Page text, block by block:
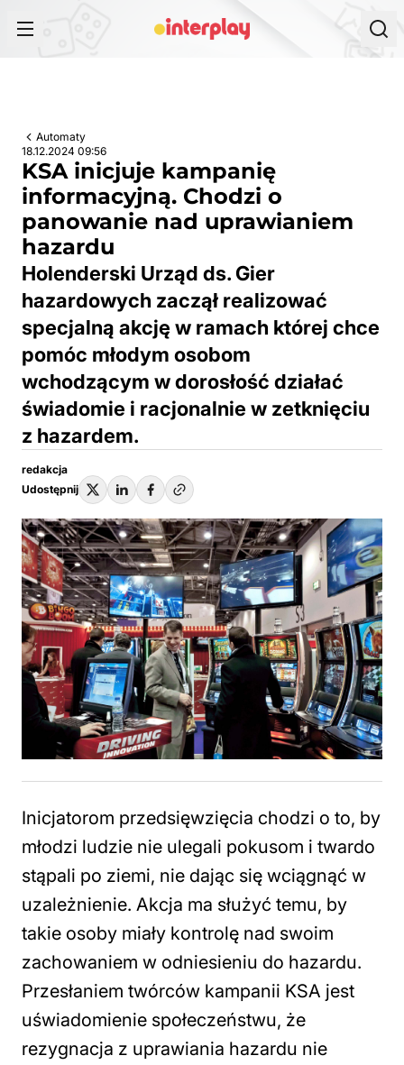
Automaty
18.12.2024 09:56
KSA inicjuje kampanię
informacyjną. Chodzi o
panowanie nad uprawianiem
hazardu
Holenderski Urząd ds. Gier
hazardowych zaczął realizować
specjalną akcję w ramach której chce
pomóc młodym osobom
wchodzącym w dorosłość działać
świadomie i racjonalnie w zetknięciu
z hazardem.
redakcja
Udostępnij
Inicjatorom przedsięwzięcia chodzi o to, by
młodzi ludzie nie ulegali pokusom i twardo
stąpali po ziemi, nie dając się wciągnąć w
uzależnienie. Akcja ma służyć temu, by
takie osoby miały kontrolę nad swoim
zachowaniem w odniesieniu do hazardu.
Przesłaniem twórców kampanii KSA jest
uświadomienie społeczeństwu, że
rezygnacja z uprawiania hazardu nie